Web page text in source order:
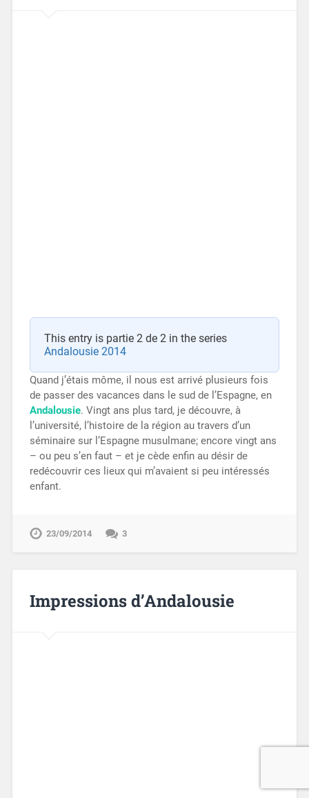
This entry is partie 2 de 2 in the series
Andalousie 2014
Quand j’étais môme, il nous est arrivé plusieurs fois
de passer des vacances dans le sud de l’Espagne, en
Andalousie. Vingt ans plus tard, je découvre, à
l’université, l’histoire de la région au travers d’un
séminaire sur l’Espagne musulmane; encore vingt ans
– ou peu s’en faut – et je cède enfin au désir de
redécouvrir ces lieux qui m’avaient si peu intéressés
enfant.
23/09/2014 3
Impressions d’Andalousie